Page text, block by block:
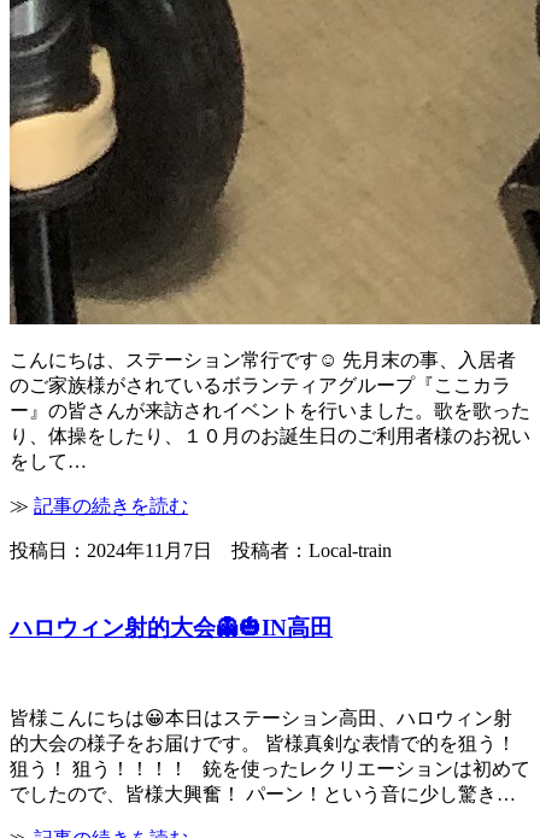
こんにちは、ステーション常行です☺ 先月末の事、入居者
のご家族様がされているボランティアグループ『ここカラ
ー』の皆さんが来訪されイベントを行いました。歌を歌った
り、体操をしたり、１０月のお誕生日のご利用者様のお祝い
をして…
≫ 記事の続きを読む
投稿日：2024年11月7日 投稿者：Local-train
ハロウィン射的大会👻🎃IN高田
皆様こんにちは😀本日はステーション高田、ハロウィン射
的大会の様子をお届けです。 皆様真剣な表情で的を狙う！
狙う！ 狙う！！！！ 銃を使ったレクリエーションは初めて
でしたので、皆様大興奮！ パーン！という音に少し驚き…